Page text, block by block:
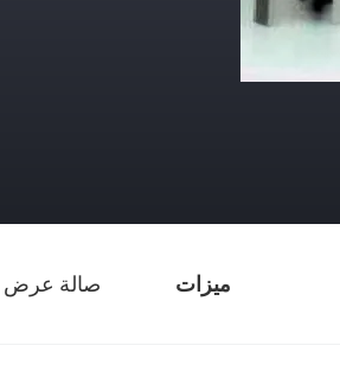
ميزات صالة عرض